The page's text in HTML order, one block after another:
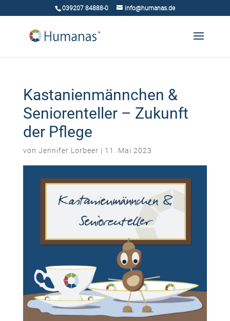
039207 84888-0 info@humanas.de
Kastanienmännchen &
Seniorenteller – Zukunft
der Pflege
von Jennifer Lorbeer | 11. Mai 2023